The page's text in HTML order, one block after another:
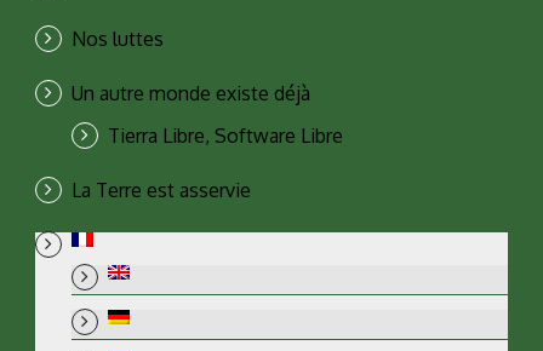
Nos luttes
Un autre monde existe déjà
Tierra Libre, Software Libre
La Terre est asservie